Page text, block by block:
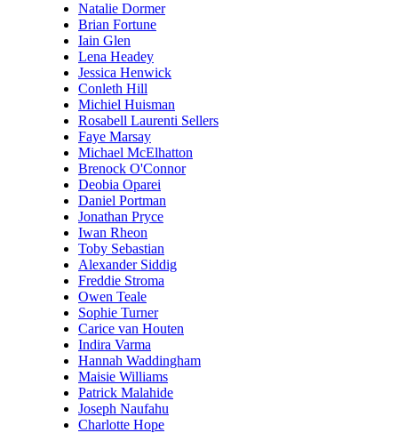
Natalie Dormer
Brian Fortune
Iain Glen
Lena Headey
Jessica Henwick
Conleth Hill
Michiel Huisman
Rosabell Laurenti Sellers
Faye Marsay
Michael McElhatton
Brenock O'Connor
Deobia Oparei
Daniel Portman
Jonathan Pryce
Iwan Rheon
Toby Sebastian
Alexander Siddig
Freddie Stroma
Owen Teale
Sophie Turner
Carice van Houten
Indira Varma
Hannah Waddingham
Maisie Williams
Patrick Malahide
Joseph Naufahu
Charlotte Hope